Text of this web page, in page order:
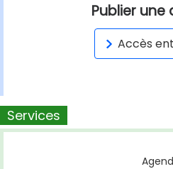
Publier une
Accès
Services